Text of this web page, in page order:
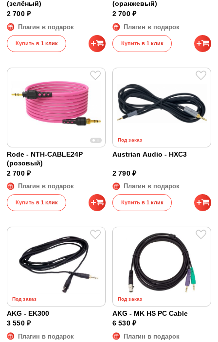
(зелёный)
2 700 ₽
Плагин в подарок
Купить в 1 клик
(оранжевый)
2 700 ₽
Плагин в подарок
Купить в 1 клик
Rode - NTH-CABLE24P
(розовый)
2 700 ₽
Плагин в подарок
Купить в 1 клик
Под заказ
Austrian Audio - HXC3
2 790 ₽
Плагин в подарок
Купить в 1 клик
Под заказ
AKG - EK300
3 550 ₽
Плагин в подарок
Под заказ
AKG - MK HS PC Cable
6 530 ₽
Плагин в подарок